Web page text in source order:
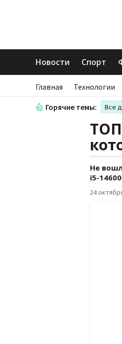
Новости Спорт
Главная Технологии
Горячие темы: Все
ТОП
Не
i5-
24